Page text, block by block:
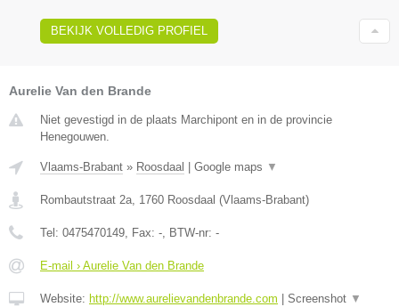
BEKIJK VOLLEDIG PROFIEL
Aurelie Van den Brande
Niet gevestigd in de plaats Marchipont en in de provincie
Henegouwen.
Vlaams-Brabant » Roosdaal Google maps ▼
Rombautstraat 2a, 1760 Roosdaal (Vlaams-Brabant)
Tel: 0475470149, Fax: -, BTW-nr: -
E-mail › Aurelie Van den Brande
Website: http://www.aurelievandenbrande.com Screenshot ▼